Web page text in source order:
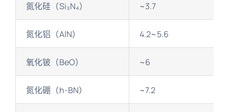
氮化硅（Si₃N₄） ~3.7
氮化铝（AlN） 4.2~5.6
氧化铍（BeO） ~6
氮化硼（h-BN） ~7.2